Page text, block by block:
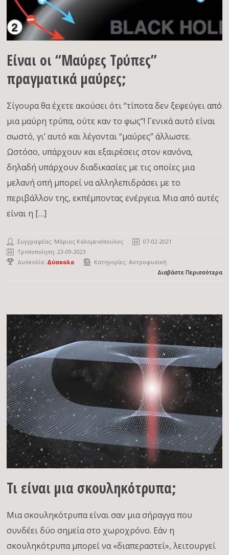
Είναι οι “Μαύρες Τρύπες”
πραγματικά μαύρες;
Σίγουρα θα έχετε ακούσει ότι “τίποτα δεν ξεφεύγει από
μια μαύρη τρύπα, ούτε καν το φως”! Γενικά αυτό είναι
σωστό, γι’ αυτό και λέγονται “μαύρες” άλλωστε.
Ωστόσο, υπάρχουν και εξαιρέσεις στον κανόνα,
δηλαδή υπάρχουν διαδικασίες με τις οποίες μια
μελανή οπή μπορεί να αλληλεπιδράσει με το
περιβάλλον της, εκπέμποντας ενέργεια. Μια από αυτές
είναι η […]
Συγγραφέας: Μάριος Καλομενόπουλος
07-02-2021
Τροποποίηση: 23-09-2023
Δυσκολία: Δύσκολο Κατηγορίες:Αστροφυσική
Διαβάστε Περισσότερα
Τι είναι μια σκουληκότρυπα;
Μια σκουληκότρυπα είναι σαν μια σήραγγα που
συνδέει δύο σημεία στο χωροχρόνο. Εάν η
σκουληκότρυπα μπορεί να «διαπεραστεί», λειτουργεί